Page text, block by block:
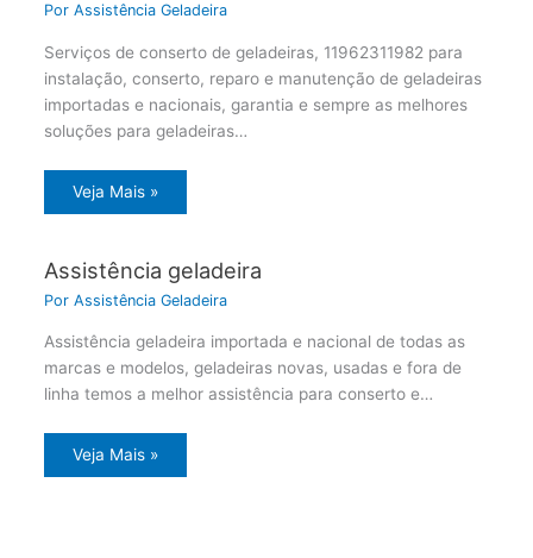
Por Assistência Geladeira
Serviços de conserto de geladeiras, 11962311982 para
instalação, conserto, reparo e manutenção de geladeiras
importadas e nacionais, garantia e sempre as melhores
soluções para geladeiras…
Veja Mais »
Assistência geladeira
Por Assistência Geladeira
Assistência geladeira importada e nacional de todas as
marcas e modelos, geladeiras novas, usadas e fora de
linha temos a melhor assistência para conserto e…
Veja Mais »